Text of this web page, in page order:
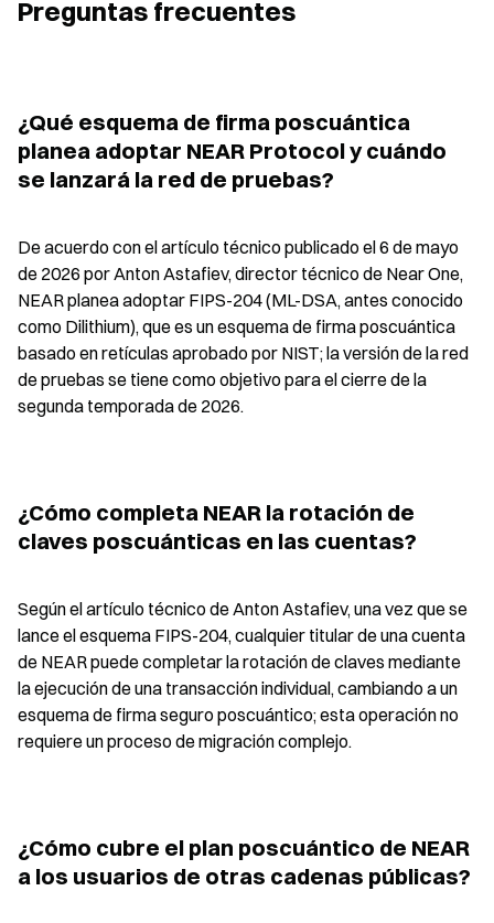
Preguntas frecuentes
¿Qué esquema de firma poscuántica
planea adoptar NEAR Protocol y cuándo
se lanzará la red de pruebas?
De acuerdo con el artículo técnico publicado el 6 de mayo
de 2026 por Anton Astafiev, director técnico de Near One,
NEAR planea adoptar FIPS-204 (ML-DSA, antes conocido
como Dilithium), que es un esquema de firma poscuántica
basado en retículas aprobado por NIST; la versión de la red
de pruebas se tiene como objetivo para el cierre de la
segunda temporada de 2026.
¿Cómo completa NEAR la rotación de
claves poscuánticas en las cuentas?
Según el artículo técnico de Anton Astafiev, una vez que se
lance el esquema FIPS-204, cualquier titular de una cuenta
de NEAR puede completar la rotación de claves mediante
la ejecución de una transacción individual, cambiando a un
esquema de firma seguro poscuántico; esta operación no
requiere un proceso de migración complejo.
¿Cómo cubre el plan poscuántico de NEAR
a los usuarios de otras cadenas públicas?